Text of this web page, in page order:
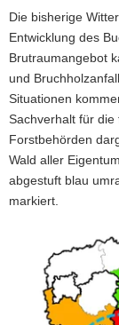
Die bisherige
Entwicklung des
Brutraumangebot
und
Situationen
Sachverhalt für
Forstbehörden
Wald aller
abgestuft blau
markiert.